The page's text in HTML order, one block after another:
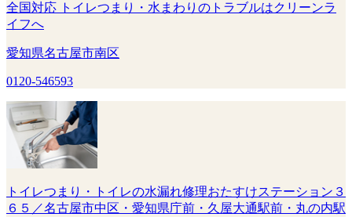
全国対応 トイレつまり・水まわりのトラブルはクリーンラ
イフへ
愛知県名古屋市南区
0120-546593
トイレつまり・トイレの水漏れ修理おたすけステーション３
６５／名古屋市中区・愛知県庁前・久屋大通駅前・丸の内駅